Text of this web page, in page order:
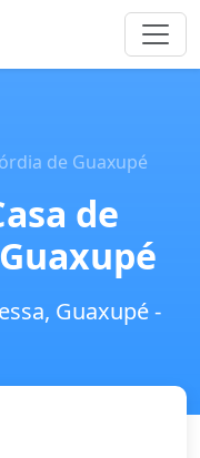
de Guaxupé
de
Guaxupé -